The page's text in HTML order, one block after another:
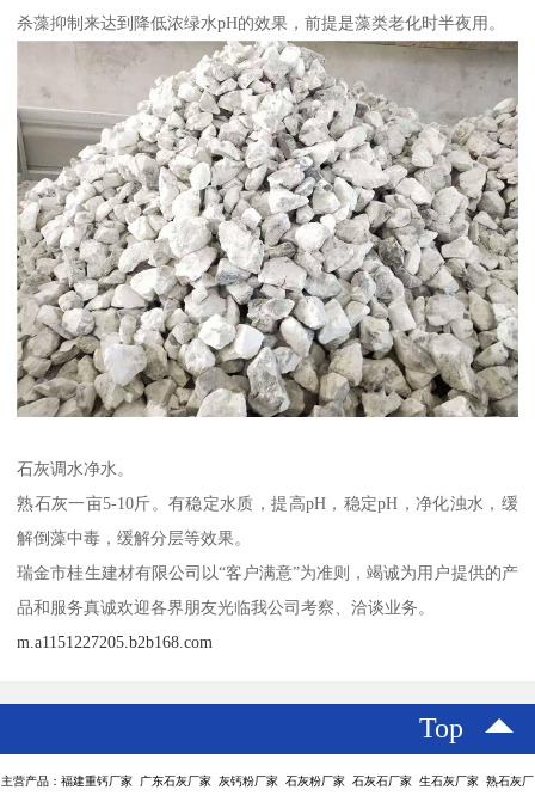
杀藻抑制来达到降低浓绿水pH的效果，前提是藻类老化时半夜用。
石灰调水净水。
熟石灰一亩5-10斤。有稳定水质，提高pH，稳定pH，净化浊水，缓
解倒藻中毒，缓解分层等效果。
瑞金市桂生建材有限公司以“客户满意”为准则，竭诚为用户提供的产
品和服务真诚欢迎各界朋友光临我公司考察、洽谈业务。
m.a1151227205.b2b168.com
Top
主营产品：福建重钙厂家 广东石灰厂家 灰钙粉厂家 石灰粉厂家 石灰石厂家 生石灰厂家 熟石灰厂